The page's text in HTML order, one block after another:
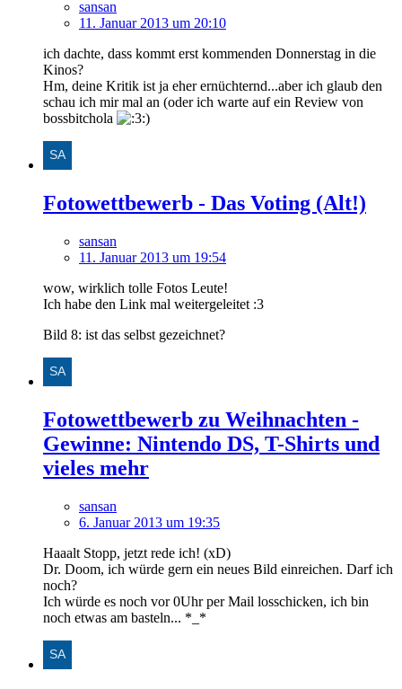
sansan
11. Januar 2013 um 20:10
ich dachte, dass kommt erst kommenden Donnerstag in die
Kinos?
Hm, deine Kritik ist ja eher ernüchternd...aber ich glaub den
schau ich mir mal an (oder ich warte auf ein Review von
bossbitchola
)
Fotowettbewerb - Das Voting (Alt!)
sansan
11. Januar 2013 um 19:54
wow, wirklich tolle Fotos Leute!
Ich habe den Link mal weitergeleitet :3
Bild 8: ist das selbst gezeichnet?
Fotowettbewerb zu Weihnachten -
Gewinne: Nintendo DS, T-Shirts und
vieles mehr
sansan
6. Januar 2013 um 19:35
Haaalt Stopp, jetzt rede ich! (xD)
Dr. Doom, ich würde gern ein neues Bild einreichen. Darf ich
noch?
Ich würde es noch vor 0Uhr per Mail losschicken, ich bin
noch etwas am basteln... *_*